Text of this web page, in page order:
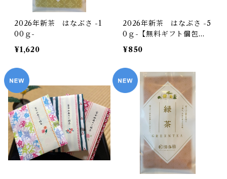
2026年新茶 はなぶさ -1
00ｇ-
¥1,620
2026年新茶 はなぶさ -5
0ｇ-【無料ギフト個包
装】
¥850